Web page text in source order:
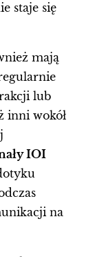
staje się
mają
lub
inni wokół
IOI
na